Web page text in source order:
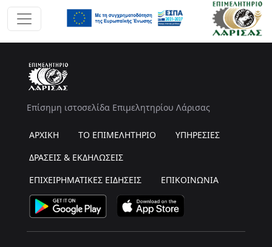
Επίσημη ιστοσελίδα Επιμελητηρίου Λάρισας
ΑΡΧΙΚΗ ΤΟ ΕΠΙΜΕΛΗΤΗΡΙΟ
ΥΠΗΡΕΣΙΕΣ
ΔΡΑΣΕΙΣ & ΕΚΔΗΛΩΣΕΙΣ
ΕΠΙΧΕΙΡΗΜΑΤΙΚΕΣ ΕΙΔΗΣΕΙΣ
ΕΠΙΚΟΙΝΩΝΙΑ